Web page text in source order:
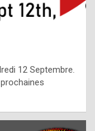
12 Septembre.